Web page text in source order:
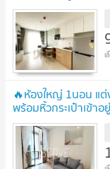
Nue Noble
🔥ห้องใหญ่ 1นอน แต่
พร้อมหิ้วกระเป๋าเข้า
Nue Noble